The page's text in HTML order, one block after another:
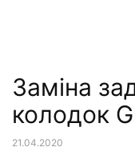
Заміна
колодок
21.04.2020